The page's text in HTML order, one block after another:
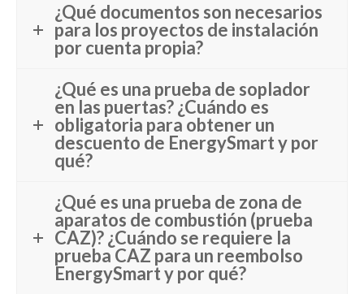
¿Qué documentos son necesarios
para los proyectos de instalación
por cuenta propia?
¿Qué es una prueba de soplador
en las puertas? ¿Cuándo es
obligatoria para obtener un
descuento de EnergySmart y por
qué?
¿Qué es una prueba de zona de
aparatos de combustión (prueba
CAZ)? ¿Cuándo se requiere la
prueba CAZ para un reembolso
EnergySmart y por qué?